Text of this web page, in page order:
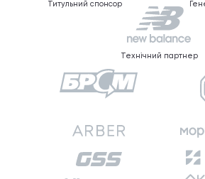
Титульний спонсор
Технічний партнер